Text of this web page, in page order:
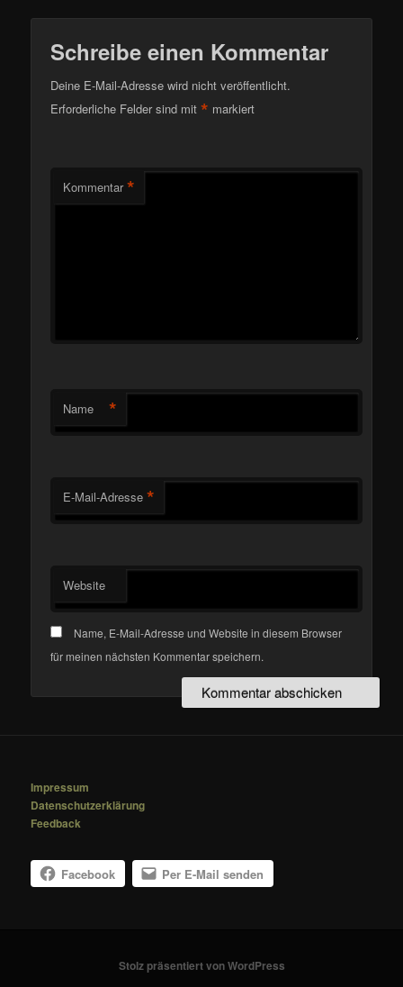
Schreibe einen Kommentar
Deine E-Mail-Adresse wird nicht veröffentlicht.
Erforderliche Felder sind mit* markiert
Kommentar *
Name *
E-Mail-Adresse *
Website
Name, E-Mail-Adresse und Website in diesem Browser
für meinen nächsten Kommentar speichern.
Impressum
Datenschutzerklärung
Feedback
Facebook Per E-Mail senden
Stolz präsentiert von WordPress